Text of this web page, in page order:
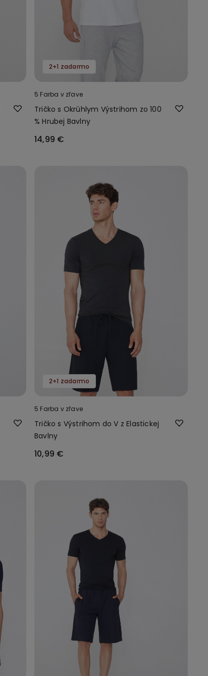
2+1 zadarmo
5 Farba v zľave
Tričko s Okrúhlym Výstrihom zo 100
% Hrubej Bavlny
14,99 €
2+1 zadarmo
5 Farba v zľave
Tričko s Výstrihom do V z Elastickej
Bavlny
10,99 €